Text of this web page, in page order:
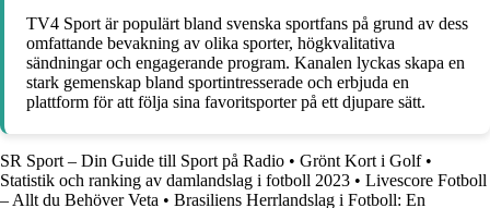
TV4 Sport är populärt bland svenska sportfans på grund av dess
omfattande bevakning av olika sporter, högkvalitativa
sändningar och engagerande program. Kanalen lyckas skapa en
stark gemenskap bland sportintresserade och erbjuda en
plattform för att följa sina favoritsporter på ett djupare sätt.
SR Sport – Din Guide till Sport på Radio • Grönt Kort i Golf•
Statistik och ranking av damlandslag i fotboll 2023 • Livescore Fotboll
– Allt du Behöver Veta • Brasiliens Herrlandslag i Fotboll: En